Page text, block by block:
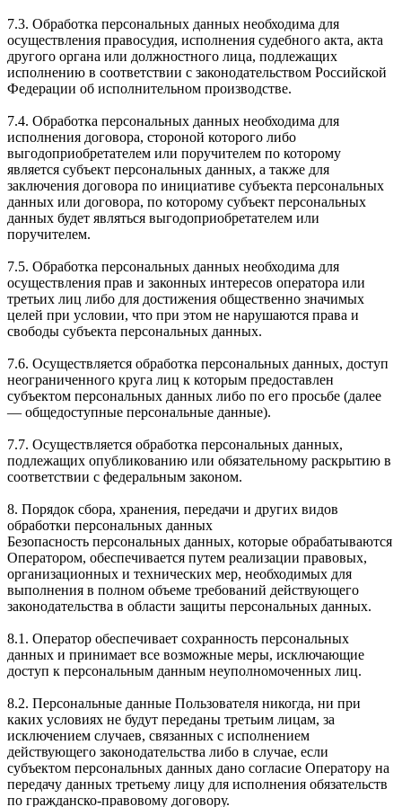
7.3. Обработка персональных данных необходима для
осуществления правосудия, исполнения судебного акта, акта
другого органа или должностного лица, подлежащих
исполнению в соответствии с законодательством Российской
Федерации об исполнительном производстве.
7.4. Обработка персональных данных необходима для
исполнения договора, стороной которого либо
выгодоприобретателем или поручителем по которому
является субъект персональных данных, а также для
заключения договора по инициативе субъекта персональных
данных или договора, по которому субъект персональных
данных будет являться выгодоприобретателем или
поручителем.
7.5. Обработка персональных данных необходима для
осуществления прав и законных интересов оператора или
третьих лиц либо для достижения общественно значимых
целей при условии, что при этом не нарушаются права и
свободы субъекта персональных данных.
7.6. Осуществляется обработка персональных данных, доступ
неограниченного круга лиц к которым предоставлен
субъектом персональных данных либо по его просьбе (далее
— общедоступные персональные данные).
7.7. Осуществляется обработка персональных данных,
подлежащих опубликованию или обязательному раскрытию в
соответствии с федеральным законом.
8. Порядок сбора, хранения, передачи и других видов
обработки персональных данных
Безопасность персональных данных, которые обрабатываются
Оператором, обеспечивается путем реализации правовых,
организационных и технических мер, необходимых для
выполнения в полном объеме требований действующего
законодательства в области защиты персональных данных.
8.1. Оператор обеспечивает сохранность персональных
данных и принимает все возможные меры, исключающие
доступ к персональным данным неуполномоченных лиц.
8.2. Персональные данные Пользователя никогда, ни при
каких условиях не будут переданы третьим лицам, за
исключением случаев, связанных с исполнением
действующего законодательства либо в случае, если
субъектом персональных данных дано согласие Оператору на
передачу данных третьему лицу для исполнения обязательств
по гражданско-правовому договору.